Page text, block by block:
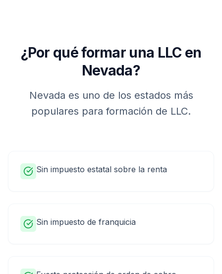
¿Por qué formar una LLC en
Nevada?
Nevada es uno de los estados más
populares para formación de LLC.
Sin impuesto estatal sobre la renta
Sin impuesto de franquicia